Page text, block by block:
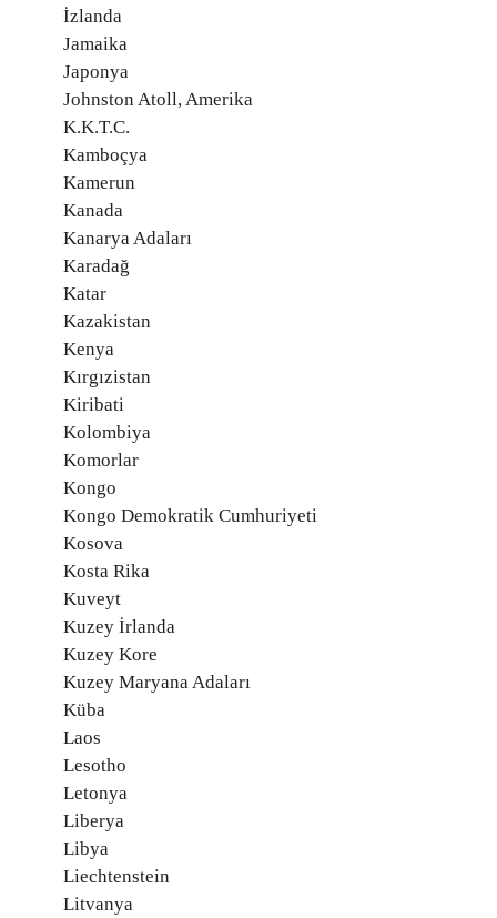
İzlanda
Jamaika
Japonya
Johnston Atoll, Amerika
K.K.T.C.
Kamboçya
Kamerun
Kanada
Kanarya Adaları
Karadağ
Katar
Kazakistan
Kenya
Kırgızistan
Kiribati
Kolombiya
Komorlar
Kongo
Kongo Demokratik Cumhuriyeti
Kosova
Kosta Rika
Kuveyt
Kuzey İrlanda
Kuzey Kore
Kuzey Maryana Adaları
Küba
Laos
Lesotho
Letonya
Liberya
Libya
Liechtenstein
Litvanya